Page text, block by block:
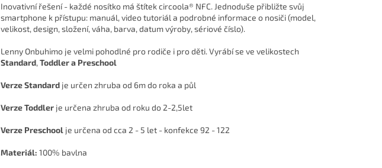
Inovativní řešení - každé nosítko má štítek circoola® NFC. Jednoduše přibližte svůj
smartphone k přístupu: manuál, video tutoriál a podrobné informace o nosiči (model,
velikost, design, složení, váha, barva, datum výroby, sériové číslo).
Lenny Onbuhimo je velmi pohodlné pro rodiče i pro děti. Vyrábí se ve velikostech
Standard, Toddler a Preschool
Verze Standard je určen zhruba od 6m do roka a půl
Verze Toddler je určena zhruba od roku do 2-2,5let
Verze Preschool je určena od cca 2 - 5 let - konfekce 92 - 122
Materiál: 100% bavlna